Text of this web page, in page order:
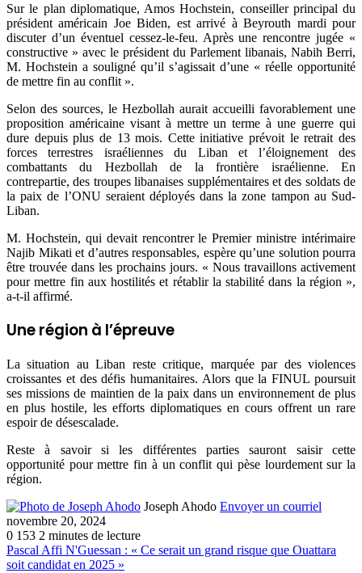
Sur le plan diplomatique, Amos Hochstein, conseiller principal du
président américain Joe Biden, est arrivé à Beyrouth mardi pour
discuter d’un éventuel cessez-le-feu. Après une rencontre jugée «
constructive » avec le président du Parlement libanais, Nabih Berri,
M. Hochstein a souligné qu’il s’agissait d’une « réelle opportunité
de mettre fin au conflit ».
Selon des sources, le Hezbollah aurait accueilli favorablement une
proposition américaine visant à mettre un terme à une guerre qui
dure depuis plus de 13 mois. Cette initiative prévoit le retrait des
forces terrestres israéliennes du Liban et l’éloignement des
combattants du Hezbollah de la frontière israélienne. En
contrepartie, des troupes libanaises supplémentaires et des soldats de
la paix de l’ONU seraient déployés dans la zone tampon au Sud-
Liban.
M. Hochstein, qui devait rencontrer le Premier ministre intérimaire
Najib Mikati et d’autres responsables, espère qu’une solution pourra
être trouvée dans les prochains jours. « Nous travaillons activement
pour mettre fin aux hostilités et rétablir la stabilité dans la région »,
a-t-il affirmé.
Une région à l’épreuve
La situation au Liban reste critique, marquée par des violences
croissantes et des défis humanitaires. Alors que la FINUL poursuit
ses missions de maintien de la paix dans un environnement de plus
en plus hostile, les efforts diplomatiques en cours offrent un rare
espoir de désescalade.
Reste à savoir si les différentes parties sauront saisir cette
opportunité pour mettre fin à un conflit qui pèse lourdement sur la
région.
Joseph Ahodo Envoyer un courriel
novembre 20, 2024
0 153 2 minutes de lecture
Pascal Affi N'Guessan : « Ce serait un grand risque que Ouattara
soit candidat en 2025 »